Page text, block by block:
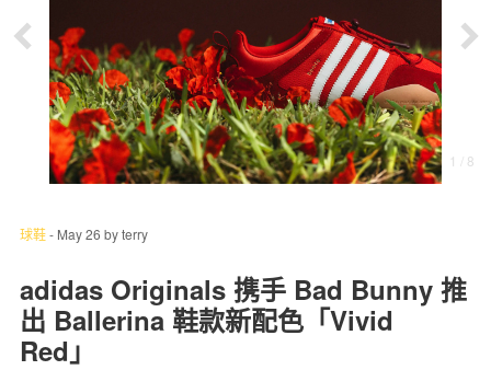
现客视点
每日栏目
时 尚
球 鞋
科 技
1 / 8
球鞋- May 26 byterry
adidas Originals 携手 Bad Bunny 推
出 Ballerina 鞋款新配色「Vivid
Red」